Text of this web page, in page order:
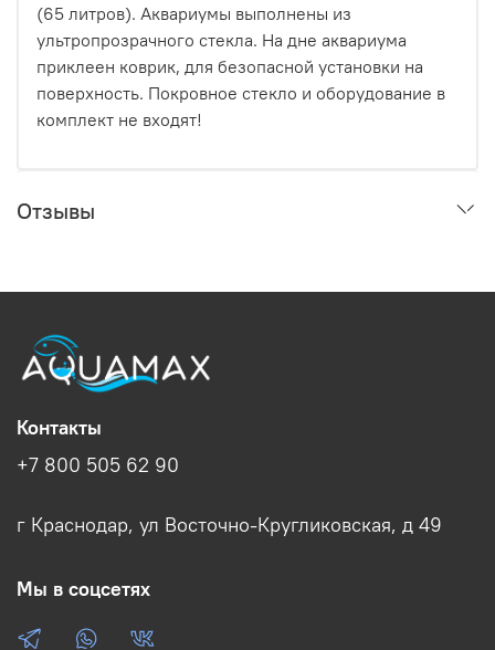
(65 литров). Аквариумы выполнены из
ультропрозрачного стекла. На дне аквариума
приклеен коврик, для безопасной установки на
поверхность. Покровное стекло и оборудование в
комплект не входят!
Отзывы
Контакты
+7 800 505 62 90
г Краснодар, ул Восточно-Кругликовская, д 49
Мы в соцсетях